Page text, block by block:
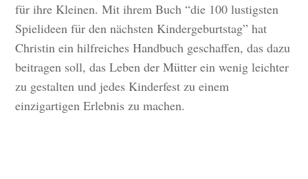
für ihre Kleinen. Mit ihrem Buch “die 100 lustigsten
Spielideen für den nächsten Kindergeburtstag” hat
Christin ein hilfreiches Handbuch geschaffen, das dazu
beitragen soll, das Leben der Mütter ein wenig leichter
zu gestalten und jedes Kinderfest zu einem
einzigartigen Erlebnis zu machen.